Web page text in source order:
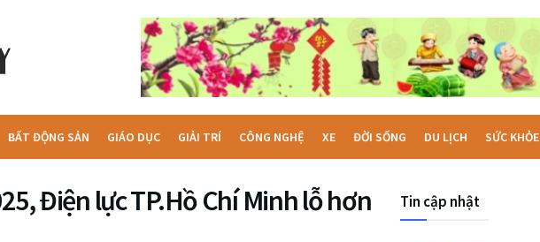
BẤT ĐỘNG SẢN GIÁO DỤC GIẢI TRÍ CÔNG NGHỆ XE ĐỜI SỐNG DU LỊCH SỨC KHỎE
Điện lực TP.Hồ Chí Minh lỗ hơn
Tin cập nhật